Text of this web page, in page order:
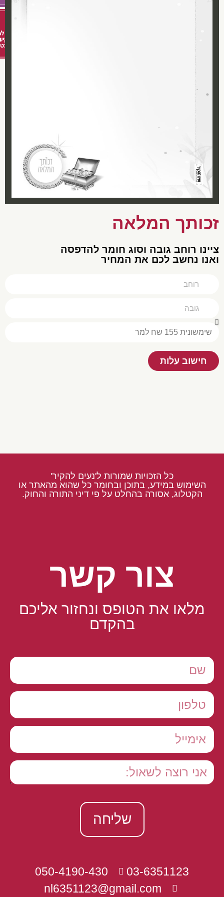
המלאה
רוחב גובה וסוג חומר להדפסה
נחשב לכם את המחיר
חישוב עלות
כל הזכויות שמורות ל'נעים להקיר'
השימוש במידע, בתוכן ובחומר כל שהוא מהאתר או
הקטלוג, אסורה בהחלט על פי דיני התורה והחוק.
צור קשר
מלאו את הטופס ונחזור אליכם
בהקדם
שליחה
03-6351123
050-4190-430
nl6351123@gmail.com